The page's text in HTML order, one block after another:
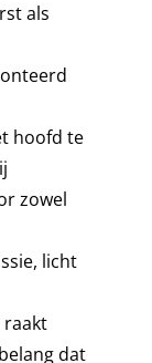
als
hoofd te
zowel
licht
raakt
dat